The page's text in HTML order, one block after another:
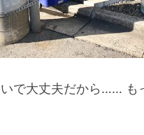
で大丈夫だから…… も